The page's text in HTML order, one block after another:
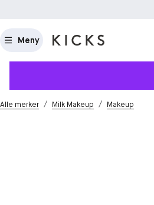
Meny
Alle merker / Milk Makeup / Makeup